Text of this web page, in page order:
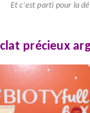
Et c’est parti pour la
précieux